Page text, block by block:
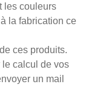
les couleurs
la fabrication ce
ces produits.
le calcul de vos
un mail